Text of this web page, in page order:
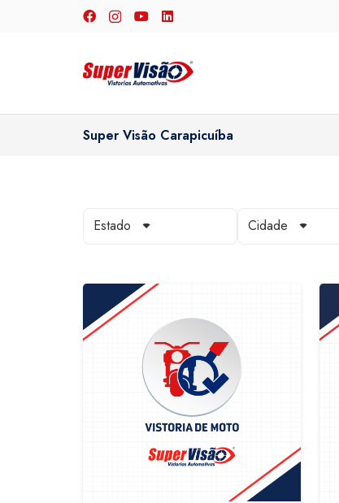
Super Visão Carapicuíba
Estado Cidade